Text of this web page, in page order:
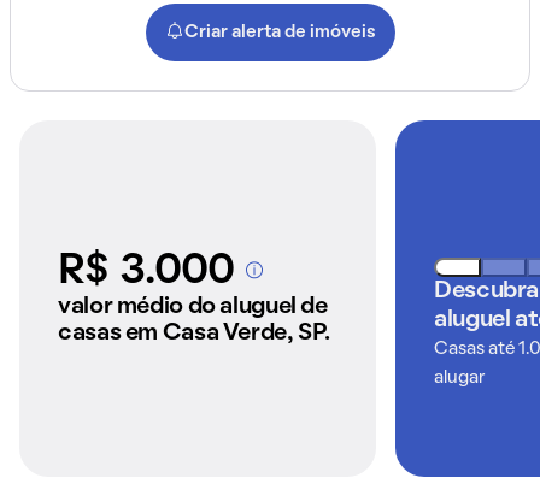
Criar alerta de imóveis
R$ 3.000A partir dos imóveis
anunciados pelo
QuintoAndar
valor médio do aluguel de
casas em Casa Verde, SP.
aluguel
Casas até
alugar